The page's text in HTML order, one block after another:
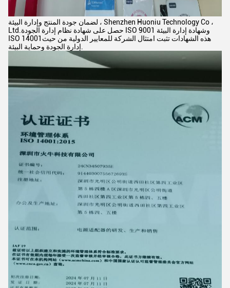
لضمان جودة المنتج وإدارة البيئة ، Shenzhen Huoniu Technology Co ،
Ltd.حصل على شهادة نظام إدارة الجودة ISO 9001 وشهادة إدارة البيئة
ISO 14001هذه الشهادات تثبت امتثال الشركة للمعايير الدولية من حيث
إدارة الجودة وحماية البيئة.